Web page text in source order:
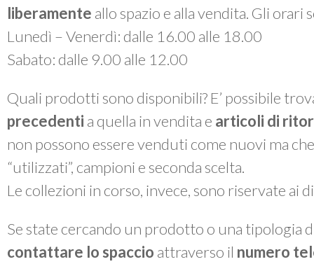
liberamente allo spazio e alla vendita. Gli orari
Lunedì – Venerdì: dalle 16.00 alle 18.00
Sabato: dalle 9.00 alle 12.00
Quali prodotti sono disponibili? E’ possibile
precedenti a quella in vendita e articoli di
non possono essere venduti come nuovi ma
“utilizzati”, campioni e seconda scelta.
Le collezioni in corso, invece, sono riservate ai
Se state cercando un prodotto o una tipologia
contattare lo spaccio attraverso il numero